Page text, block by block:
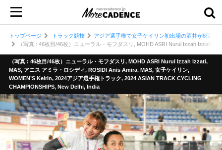
トップページ トラック競技
アジア選手権で女子ケイリン初出場の酒井が8位、
（写真 : 46枚目/46枚）ニューラル・モフダスリ, MOHD ASRI Nurul Izzah Izzati,
（写真 : 46枚目/46枚）ニューラル・モフダスリ, MOHD ASRI Nurul Izzah Izzati,
MAS, アニス アミラ・ロシディ, ROSIDI Anis Amira, MAS, 女子ケイリン,
WOMEN’S Keirin, 2024アジア選手権トラック, 2024 ASIAN TRACK CYCLING
CHAMPIONSHIPS, New Delhi, India